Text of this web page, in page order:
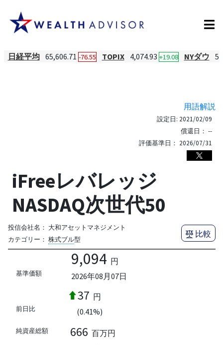
日経平均 65,606.71 -76.55 TOPIX 4,074.93 +19.08 NYダウ
用語解説
設定日: 2021/02/09
償還日： --
評価基準日： 2026/07/31
iFreeレバレッジ
NASDAQ次世代50
投信会社名： 大和アセットマネジメント
カテゴリー： 株式ブル型
比較
基準価額
9,094 円
2026年08月07日
前日比
37 円
(0.41%)
純資産総額 666 百万円